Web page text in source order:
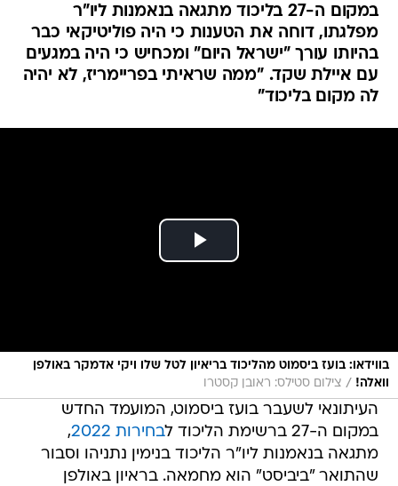
במקום ה-27 בליכוד מתגאה בנאמנות ליו"ר
מפלגתו, דוחה את הטענות כי היה פוליטיקאי כבר
בהיותו עורך "ישראל היום" ומכחיש כי היה במגעים
עם איילת שקד. "ממה שראיתי בפריימריז, לא יהיה
לה מקום בליכוד"
בווידאו: בועז ביסמוט מהליכוד בריאיון לטל שלו ויקי אדמקר באולפן
וואלה! / צילום סטילס: ראובן קסטרו
העיתונאי לשעבר בועז ביסמוט, המועמד החדש
במקום ה-27 ברשימת הליכוד ל
בחירות 2022
,
מתגאה בנאמנות ליו"ר הליכוד בנימין נתניהו וסבור
שהתואר "ביביסט" הוא מחמאה. בראיון באולפן